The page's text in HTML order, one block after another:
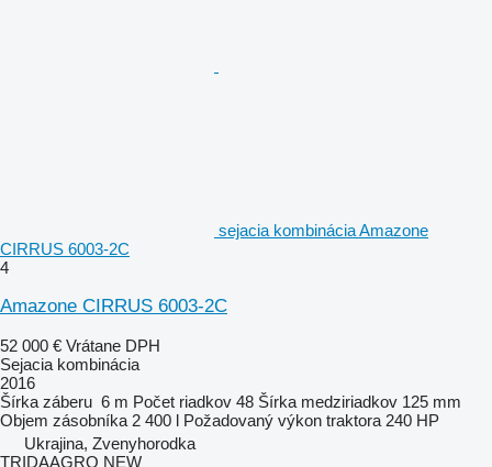
sejacia kombinácia Amazone
CIRRUS 6003-2C
4
Amazone CIRRUS 6003-2C
52 000 € Vrátane DPH
Sejacia kombinácia
2016
Šírka záberu 6 m Počet riadkov 48 Šírka medziriadkov 125 mm
Objem zásobníka 2 400 l Požadovaný výkon traktora 240 HP
Ukrajina, Zvenyhorodka
TRIDAAGRO NEW